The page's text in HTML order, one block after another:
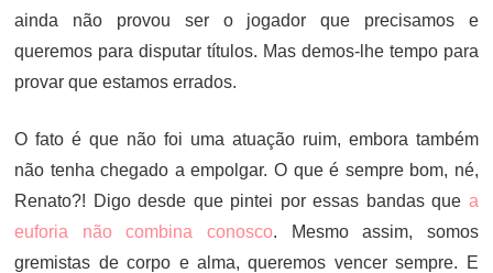
ainda não provou ser o jogador que precisamos e
queremos para disputar títulos. Mas demos-lhe tempo para
provar que estamos errados.
O fato é que não foi uma atuação ruim, embora também
não tenha chegado a empolgar. O que é sempre bom, né,
Renato?! Digo desde que pintei por essas bandas que a
euforia não combina conosco. Mesmo assim, somos
gremistas de corpo e alma, queremos vencer sempre. E